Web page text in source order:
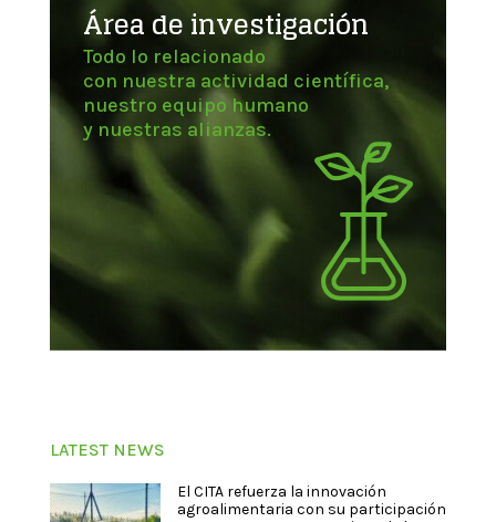
Área de investigación
Todo lo relacionado
con nuestra actividad científica,
nuestro equipo humano
y nuestras alianzas.
LATEST NEWS
El CITA refuerza la innovación
agroalimentaria con su participación